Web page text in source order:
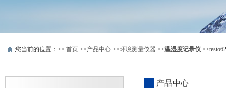
您当前的位置：>> 首页 >>产品中心 >>环境测量仪器 >>温湿度记录仪
产品中心